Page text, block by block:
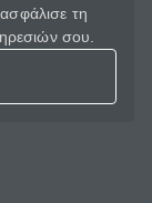
τη
σου.